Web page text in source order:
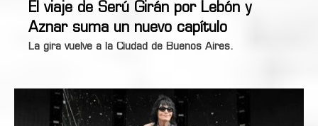
El viaje de Serú Girán por Lebón y
Aznar suma un nuevo capítulo
La gira vuelve a la Ciudad de Buenos Aires.